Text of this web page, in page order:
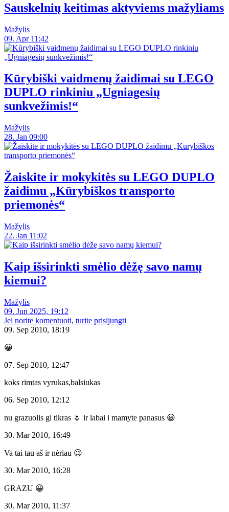
Sauskelnių keitimas aktyviems mažyliams
Mažylis
09. Apr 11:42
Kūrybiški vaidmenų žaidimai su LEGO
DUPLO rinkiniu „Ugniagesių
sunkvežimis!“
Mažylis
28. Jan 09:00
Žaiskite ir mokykitės su LEGO DUPLO
žaidimu „Kūrybiškos transporto
priemonės“
Mažylis
22. Jan 11:02
Kaip išsirinkti smėlio dėžę savo namų
kiemui?
Mažylis
09. Jun 2025, 19:12
Jei norite komentuoti, turite prisijungti
09. Sep 2010, 18:19
😀
07. Sep 2010, 12:47
koks rimtas vyrukas,balsiukas
06. Sep 2010, 12:12
nu grazuolis gi tikras 🌷 ir labai i mamyte panasus 😀
30. Mar 2010, 16:49
Va tai tau aš ir nėriau 😉
30. Mar 2010, 16:28
GRAZU 😀
30. Mar 2010, 11:37